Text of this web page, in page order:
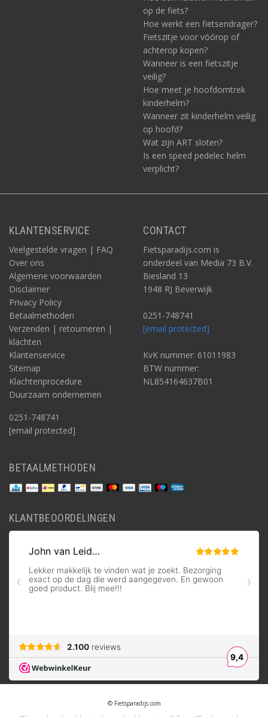
op de fiets?
Hoe werkt een fietsendrager?
Fietszitje voor vóórop of
achterop kopen?
Wanneer is een fietszitje
veilig?
Hoe meet je hoofdomtrek
kinderhelm?
Wanneer zit kinderhelm veilig
op hoofd?
Wat zijn ART sloten?
Is een speed pedelec helm
verplicht?
KLANTENSERVICE
Veelgestelde vragen | FAQ
Over ons
Algemene voorwaarden
Disclaimer
Privacy Policy
Betaalmethoden
Verzenden | retourneren |
klachten
Klantenservice
Sitemap
Klachtenprocedure
Duurzaam ondernemen
0251-748741
[email protected]
CONTACT
Fietsparadijs.com is
onderdeel van Media 73 B.V.
Biesland 13
1948 RJ Beverwijk
0251-748741
[email protected]
KvK nummer: 61011983
BTW nummer:
NL854164637B01
BETAALMETHODEN
KLANTBEOORDELINGEN
© Fietsparadijs.com